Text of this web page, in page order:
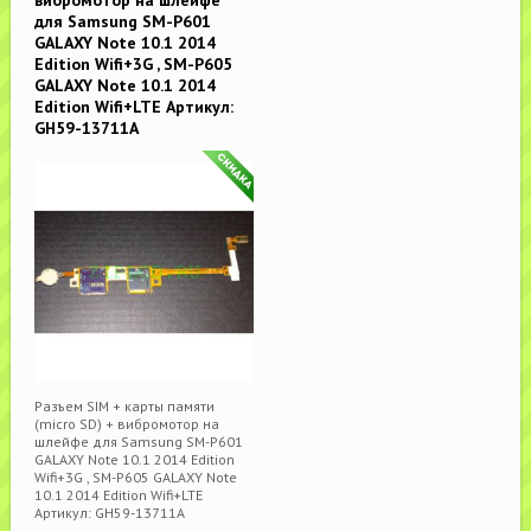
для Samsung SM-P601
GALAXY Note 10.1 2014
Edition Wifi+3G , SM-P605
GALAXY Note 10.1 2014
Edition Wifi+LTE Артикул:
GH59-13711A
Разъем SIM + карты памяти
(micro SD) + вибромотор на
шлейфе для Samsung SM-P601
GALAXY Note 10.1 2014 Edition
Wifi+3G , SM-P605 GALAXY Note
10.1 2014 Edition Wifi+LTE
Артикул: GH59-13711A